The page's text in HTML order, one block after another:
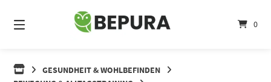
zum
Inhalt
0
GESUNDHEIT & WOHLBEFINDEN